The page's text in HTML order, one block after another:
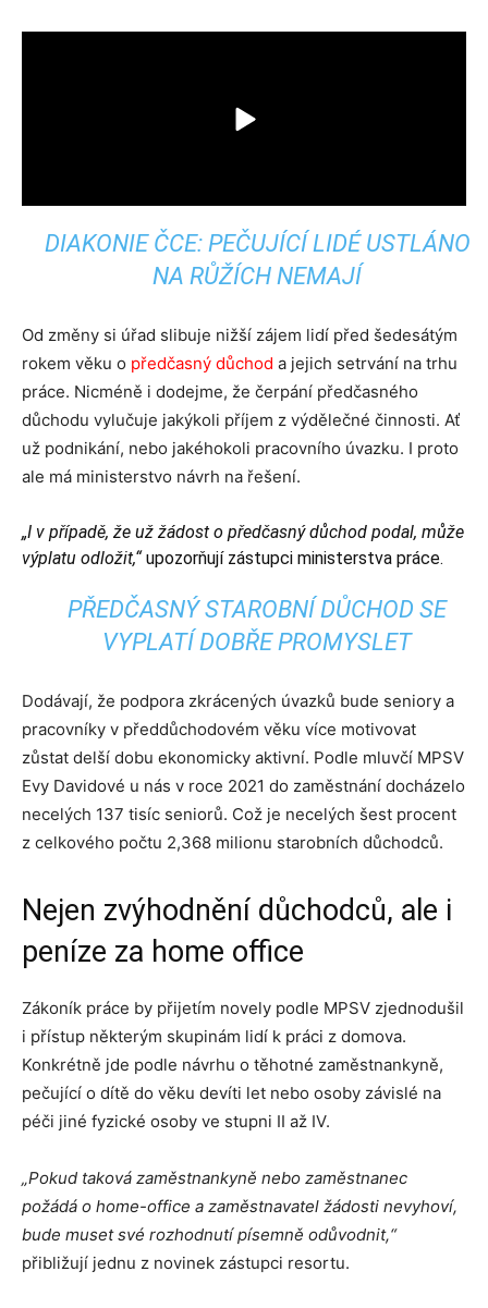
DIAKONIE ČCE: PEČUJÍCÍ LIDÉ USTLÁNO
NA RŮŽÍCH NEMAJÍ
Od změny si úřad slibuje nižší zájem lidí před šedesátým
rokem věku o předčasný důchod a jejich setrvání na trhu
práce. Nicméně i dodejme, že čerpání předčasného
důchodu vylučuje jakýkoli příjem z výdělečné činnosti. Ať
už podnikání, nebo jakéhokoli pracovního úvazku. I proto
ale má ministerstvo návrh na řešení.
„I v případě, že už žádost o předčasný důchod podal, může
výplatu odložit,“upozorňují zástupci ministerstva práce.
PŘEDČASNÝ STAROBNÍ DŮCHOD SE
VYPLATÍ DOBŘE PROMYSLET
Dodávají, že podpora zkrácených úvazků bude seniory a
pracovníky v předdůchodovém věku více motivovat
zůstat delší dobu ekonomicky aktivní. Podle mluvčí MPSV
Evy Davidové u nás v roce 2021 do zaměstnání docházelo
necelých 137 tisíc seniorů. Což je necelých šest procent
z celkového počtu 2,368 milionu starobních důchodců.
Nejen zvýhodnění důchodců, ale i
peníze za home office
Zákoník práce by přijetím novely podle MPSV zjednodušil
i přístup některým skupinám lidí k práci z domova.
Konkrétně jde podle návrhu o těhotné zaměstnankyně,
pečující o dítě do věku devíti let nebo osoby závislé na
péči jiné fyzické osoby ve stupni II až IV.
„Pokud taková zaměstnankyně nebo zaměstnanec
požádá o home-office a zaměstnavatel žádosti nevyhoví,
bude muset své rozhodnutí písemně odůvodnit,“
přibližují jednu z novinek zástupci resortu.